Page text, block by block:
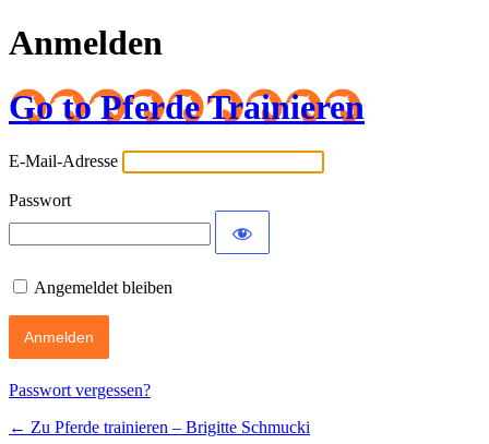
Anmelden
Go to Pferde Trainieren
E-Mail-Adresse
Passwort
Angemeldet bleiben
Passwort vergessen?
← Zu Pferde trainieren – Brigitte Schmucki